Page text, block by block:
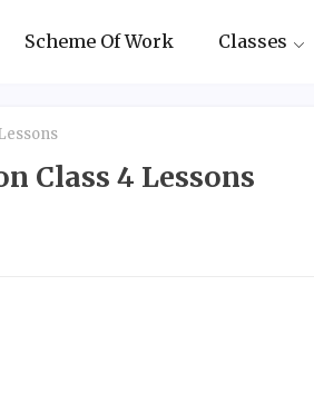
Scheme Of Work Classes
Class 4 Lessons